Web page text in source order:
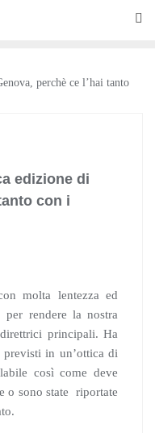
edizione di
con i
molta lentezza ed
rendere la nostra
principali. Ha
in un’ottica di
così come deve
o sono state riportate